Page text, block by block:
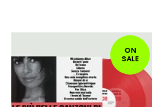
ON
SALE